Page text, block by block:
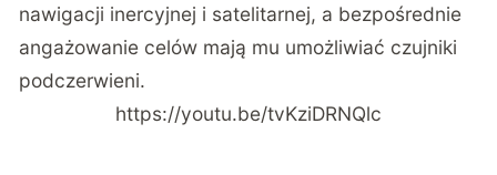
nawigacji inercyjnej i satelitarnej, a bezpośrednie
angażowanie celów mają mu umożliwiać czujniki
podczerwieni.
https://youtu.be/tvKziDRNQlc